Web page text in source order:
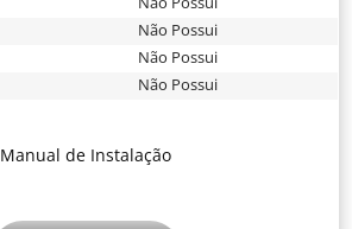
Não Possui
Não Possui
Não Possui
Manual de Instalação